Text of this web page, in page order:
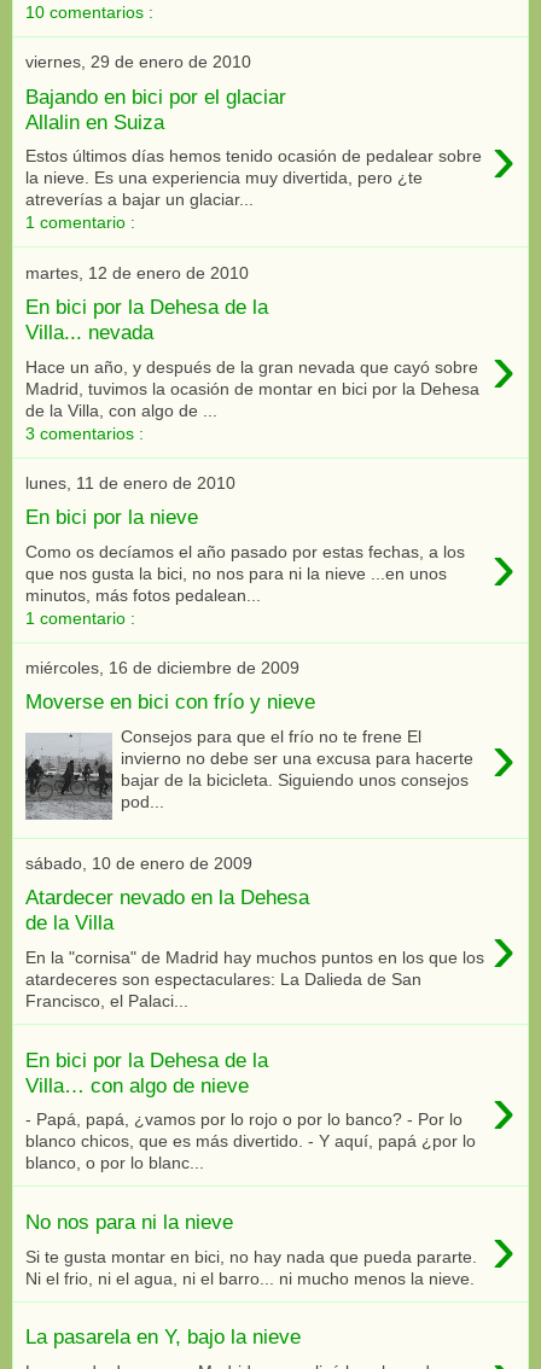
10 comentarios :
viernes, 29 de enero de 2010
Bajando en bici por el glaciar
Allalin en Suiza
›
Estos últimos días hemos tenido ocasión de pedalear sobre
la nieve. Es una experiencia muy divertida, pero ¿te
atreverías a bajar un glaciar...
1 comentario :
martes, 12 de enero de 2010
En bici por la Dehesa de la
Villa... nevada
›
Hace un año, y después de la gran nevada que cayó sobre
Madrid, tuvimos la ocasión de montar en bici por la Dehesa
de la Villa, con algo de ...
3 comentarios :
lunes, 11 de enero de 2010
En bici por la nieve
›
Como os decíamos el año pasado por estas fechas, a los
que nos gusta la bici, no nos para ni la nieve ...en unos
minutos, más fotos pedalean...
1 comentario :
miércoles, 16 de diciembre de 2009
Moverse en bici con frío y nieve
›
Consejos para que el frío no te frene El
invierno no debe ser una excusa para hacerte
bajar de la bicicleta. Siguiendo unos consejos
pod...
sábado, 10 de enero de 2009
Atardecer nevado en la Dehesa
de la Villa
›
En la "cornisa" de Madrid hay muchos puntos en los que los
atardeceres son espectaculares: La Dalieda de San
Francisco, el Palaci...
En bici por la Dehesa de la
Villa… con algo de nieve
›
- Papá, papá, ¿vamos por lo rojo o por lo banco? - Por lo
blanco chicos, que es más divertido. - Y aquí, papá ¿por lo
blanco, o por lo blanc...
No nos para ni la nieve ›
Si te gusta montar en bici, no hay nada que pueda pararte.
Ni el frio, ni el agua, ni el barro... ni mucho menos la nieve.
La pasarela en Y, bajo la nieve